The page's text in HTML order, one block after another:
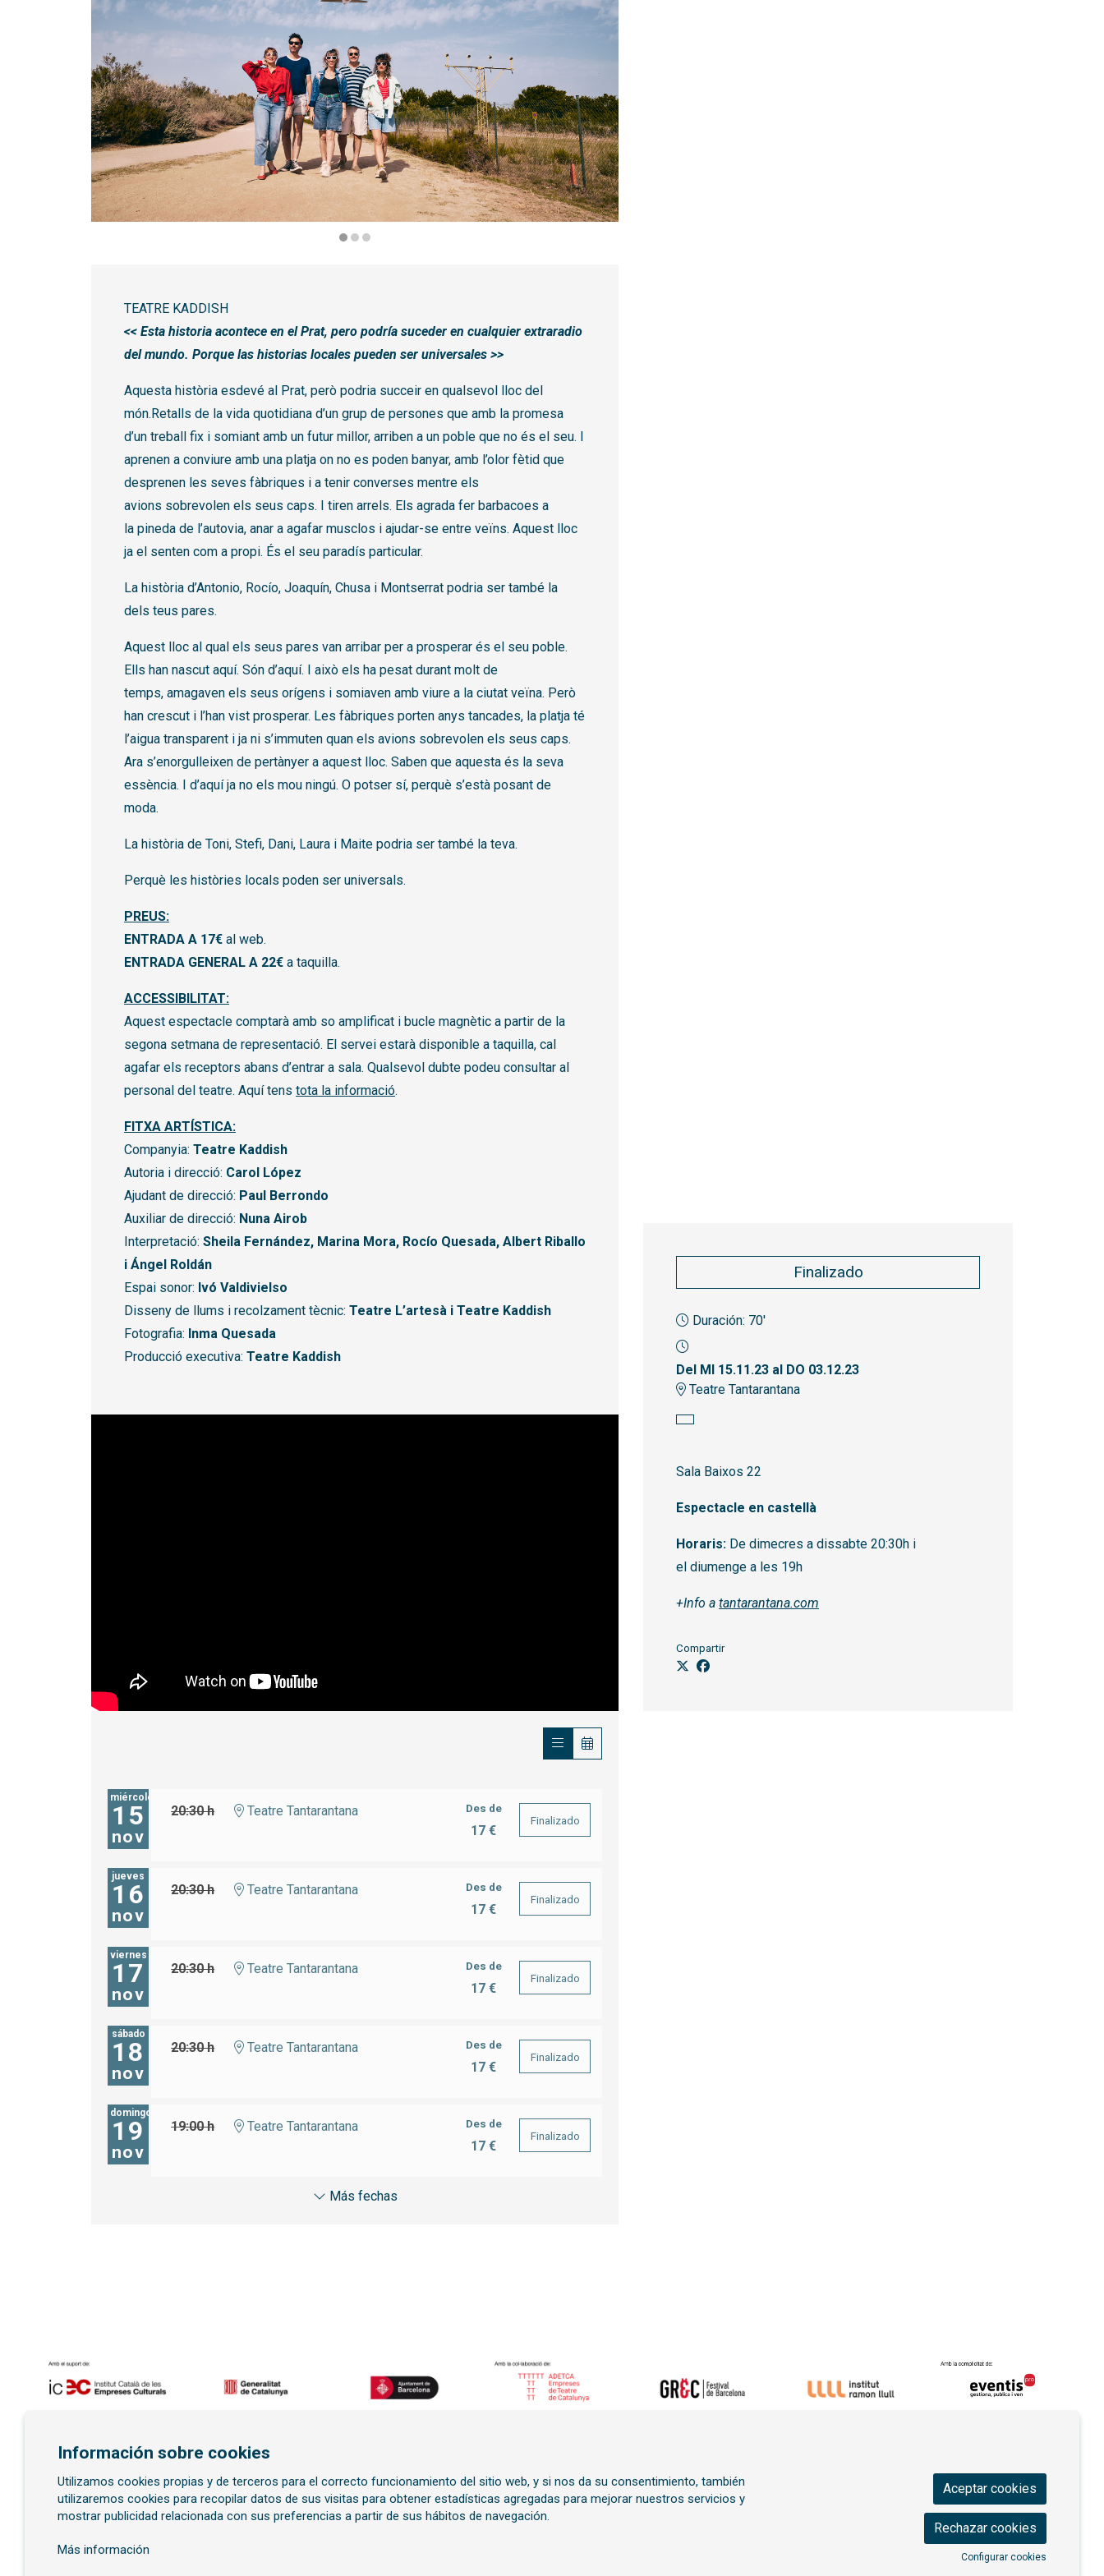
Finalizado
Duración: 70'
Del MI 15.11.23 al DO 03.12.23
Teatre Tantarantana
Sala Baixos 22
Espectacle en castellà
Horaris: De dimecres a dissabte 20:30h i
el diumenge a les 19h
+Info a tantarantana.com
Compartir
TEATRE KADDISH
<< Esta historia acontece en el Prat, pero podría suceder en cualquier extraradio
del mundo. Porque las historias locales pueden ser universales >>
Aquesta història esdevé al Prat, però podria succeir en qualsevol lloc del
món.Retalls de la vida quotidiana d’un grup de persones que amb la promesa
d’un treball fix i somiant amb un futur millor, arriben a un poble que no és el seu. I
aprenen a conviure amb una platja on no es poden banyar, amb l’olor fètid que
desprenen les seves fàbriques i a tenir converses mentre els
avions sobrevolen els seus caps. I tiren arrels. Els agrada fer barbacoes a
la pineda de l’autovia, anar a agafar musclos i ajudar-se entre veïns. Aquest lloc
ja el senten com a propi. És el seu paradís particular.
La història d’Antonio, Rocío, Joaquín, Chusa i Montserrat podria ser també la
dels teus pares.
Aquest lloc al qual els seus pares van arribar per a prosperar és el seu poble.
Ells han nascut aquí. Són d’aquí. I això els ha pesat durant molt de
temps, amagaven els seus orígens i somiaven amb viure a la ciutat veïna. Però
han crescut i l’han vist prosperar. Les fàbriques porten anys tancades, la platja té
l’aigua transparent i ja ni s’immuten quan els avions sobrevolen els seus caps.
Ara s’enorgulleixen de pertànyer a aquest lloc. Saben que aquesta és la seva
essència. I d’aquí ja no els mou ningú. O potser sí, perquè s’està posant de
moda.
La història de Toni, Stefi, Dani, Laura i Maite podria ser també la teva.
Perquè les històries locals poden ser universals.
PREUS:
ENTRADA A 17€ al web.
ENTRADA GENERAL A 22€ a taquilla.
ACCESSIBILITAT:
Aquest espectacle comptarà amb so amplificat i bucle magnètic a partir de la
segona setmana de representació. El servei estarà disponible a taquilla, cal
agafar els receptors abans d’entrar a sala. Qualsevol dubte podeu consultar al
personal del teatre. Aquí tens tota la informació.
FITXA ARTÍSTICA:
Companyia: Teatre Kaddish
Autoria i direcció: Carol López
Ajudant de direcció: Paul Berrondo
Auxiliar de direcció: Nuna Airob
Interpretació: Sheila Fernández, Marina Mora, Rocío Quesada, Albert Riballo
i Ángel Roldán
Espai sonor: Ivó Valdivielso
Disseny de llums i recolzament tècnic: Teatre L’artesà i Teatre Kaddish
Fotografia: Inma Quesada
Producció executiva: Teatre Kaddish
miércoles
15
nov
20:30 h Teatre Tantarantana Des de
17 €
Finalizado
jueves
16
nov
20:30 h Teatre Tantarantana Des de
17 €
Finalizado
viernes
17
nov
20:30 h Teatre Tantarantana Des de
17 €
Finalizado
sábado
18
nov
20:30 h Teatre Tantarantana Des de
17 €
Finalizado
domingo
19
nov
19:00 h Teatre Tantarantana Des de
17 €
Finalizado
Más fechas
Suscríbete al boletín
Información sobre cookies
Utilizamos cookies propias y de terceros para el correcto funcionamiento del sitio web, y si nos da su consentimiento, también
utilizaremos cookies para recopilar datos de sus visitas para obtener estadísticas agregadas para mejorar nuestros servicios y
mostrar publicidad relacionada con sus preferencias a partir de sus hábitos de navegación.
Más información
Aceptar cookies
Rechazar cookies
Configurar cookies